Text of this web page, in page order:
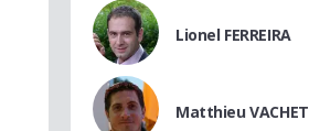
Lionel FERREIRA
Matthieu VACHET